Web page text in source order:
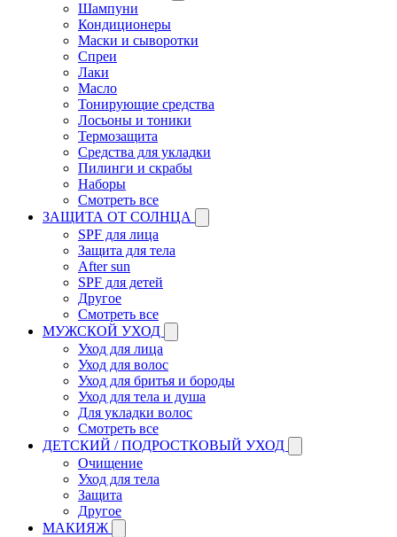
Шампуни
Кондиционеры
Маски и сыворотки
Спреи
Лаки
Масло
Тонирующие средства
Лосьоны и тоники
Термозащита
Средства для укладки
Пилинги и скрабы
Наборы
Смотреть все
ЗАЩИТА ОТ СОЛНЦА
SPF для лица
Защита для тела
After sun
SPF для детей
Другое
Смотреть все
МУЖСКОЙ УХОД
Уход для лица
Уход для волос
Уход для бритья и бороды
Уход для тела и душа
Для укладки волос
Смотреть все
ДЕТСКИЙ / ПОДРОСТКОВЫЙ УХОД
Очищение
Уход для тела
Защита
Другое
МАКИЯЖ